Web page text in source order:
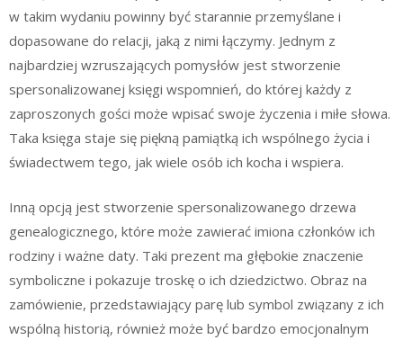
w takim wydaniu powinny być starannie przemyślane i
dopasowane do relacji, jaką z nimi łączymy. Jednym z
najbardziej wzruszających pomysłów jest stworzenie
spersonalizowanej księgi wspomnień, do której każdy z
zaproszonych gości może wpisać swoje życzenia i miłe słowa.
Taka księga staje się piękną pamiątką ich wspólnego życia i
świadectwem tego, jak wiele osób ich kocha i wspiera.
Inną opcją jest stworzenie spersonalizowanego drzewa
genealogicznego, które może zawierać imiona członków ich
rodziny i ważne daty. Taki prezent ma głębokie znaczenie
symboliczne i pokazuje troskę o ich dziedzictwo. Obraz na
zamówienie, przedstawiający parę lub symbol związany z ich
wspólną historią, również może być bardzo emocjonalnym